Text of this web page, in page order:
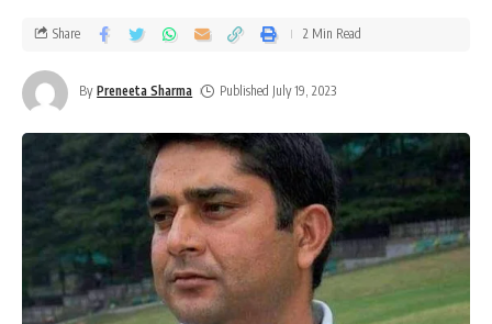
By Preneeta Sharma Published July 19, 2023
Share 2 Min Read